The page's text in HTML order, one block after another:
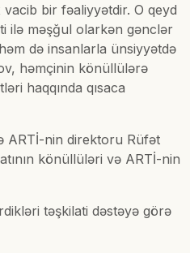
bir fəaliyyətdir. O qeyd
ilə məşğul olarkən gənclər
də insanlarla ünsiyyətdə
həmçinin könüllülərə
haqqında qısaca
ARTİ-nin direktoru Rüfət
könüllüləri və ARTİ-nin
təşkilati dəstəyə görə